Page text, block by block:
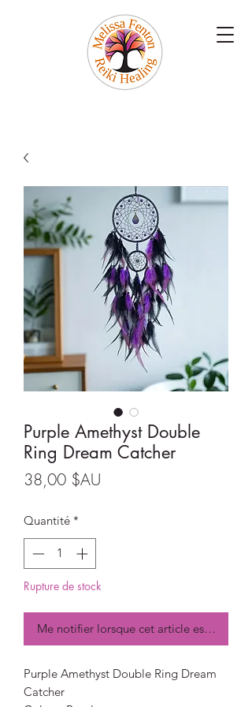
Purple Amethyst Double
Ring Dream Catcher
38,00 $AU
Quantité *
Rupture de stock
Me notifier lorsque cet article est
Purple Amethyst Double Ring Dream
Catcher